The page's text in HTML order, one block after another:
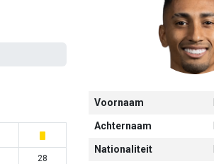
28
Voornaam
Achternaam
Nationaliteit